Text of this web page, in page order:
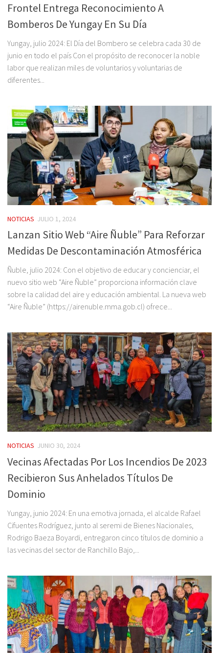
Frontel Entrega Reconocimiento A
Bomberos De Yungay En Su Día
Yungay, julio 2024: El Día del Bombero se celebra cada 30 de
junio en todo el país Con el propósito de reconocer la noble
labor que realizan miles de voluntarios y voluntarias de
diferentes...
NOTICIAS JULIO 1, 2024
Lanzan Sitio Web “Aire Ñuble” Para Reforzar
Medidas De Descontaminación Atmosférica
Ñuble, julio 2024: Con el objetivo de educar y concienciar, el
nuevo sitio web “Aire Ñuble” proporciona información clave
sobre la calidad del aire y educación ambiental. La nueva web
“Aire Ñuble” (https://airenuble.mma.gob.cl) ofrece...
NOTICIAS JUNIO 30, 2024
Vecinas Afectadas Por Los Incendios De 2023
Recibieron Sus Anhelados Títulos De
Dominio
Yungay, junio 2024: En una emotiva jornada, el alcalde Rafael
Cifuentes Rodríguez, junto al seremi de Bienes Nacionales,
Rodrigo Baeza Boyardi, entregaron cinco títulos de dominio a
las vecinas del sector de Ranchillo Bajo,...